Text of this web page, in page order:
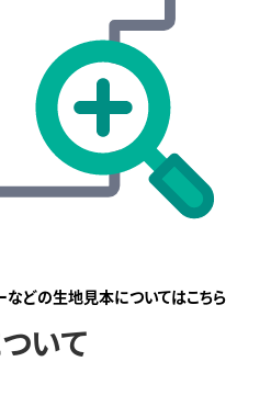
などの生地見本についてはこちら
いて